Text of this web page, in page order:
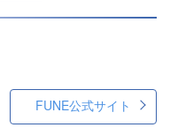
FUNE公式サイト